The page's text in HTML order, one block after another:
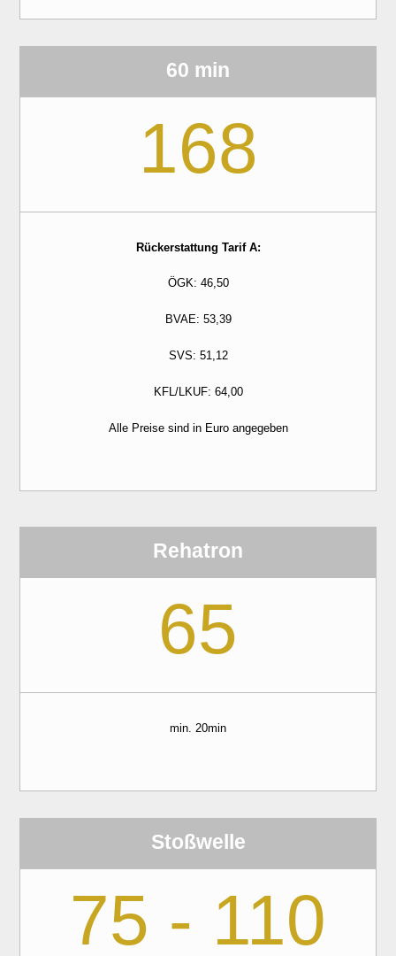
60 min
168
Rückerstattung Tarif A:
ÖGK: 46,50
BVAE: 53,39
SVS: 51,12
KFL/LKUF: 64,00
Alle Preise sind in Euro angegeben
Rehatron
65
min. 20min
Stoßwelle
75 - 110